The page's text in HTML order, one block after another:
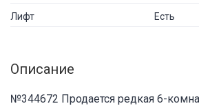
Лифт Есть
Описание
№344672 Продается редкая 6-